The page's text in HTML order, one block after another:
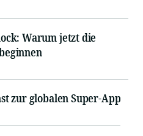
Warum jetzt die
zur globalen Super-App